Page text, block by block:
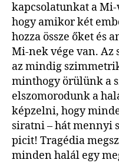
kapcsolatunkat a
hogy amikor két
hozza össze őket és
Mi-nek vége van. Az
az mindig
minthogy örülünk a
elszomorodunk a
képzelni, hogy
siratni – hát mennyi
picit! Tragédia
minden halál egy